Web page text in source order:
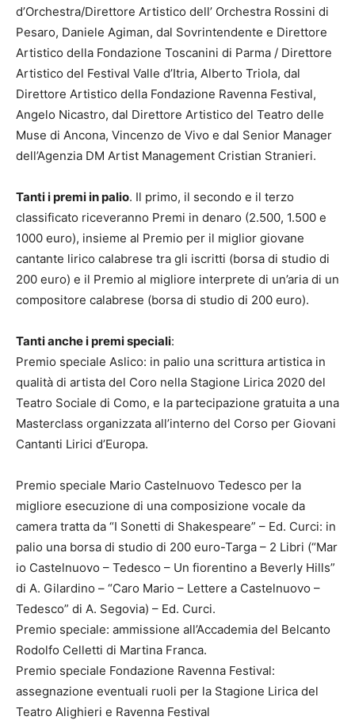
d’Orchestra/Direttore Artistico dell’ Orchestra Rossini di
Pesaro, Daniele Agiman, dal Sovrintendente e Direttore
Artistico della Fondazione Toscanini di Parma / Direttore
Artistico del Festival Valle d’Itria, Alberto Triola, dal
Direttore Artistico della Fondazione Ravenna Festival,
Angelo Nicastro, dal Direttore Artistico del Teatro delle
Muse di Ancona, Vincenzo de Vivo e dal Senior Manager
dell’Agenzia DM Artist Management Cristian Stranieri.
Tanti i premi in palio. Il primo, il secondo e il terzo
classificato riceveranno Premi in denaro (2.500, 1.500 e
1000 euro), insieme al Premio per il miglior giovane
cantante lirico calabrese tra gli iscritti (borsa di​ studio di
200 euro) e il Premio al migliore interprete di un’aria di un
compositore calabrese (borsa di studio di 200 euro).
Tanti anche i premi speciali:
Premio speciale Aslico: in palio una scrittura artistica in
qualità di artista del Coro nella Stagione Lirica 2020 del
Teatro Sociale di Como, e la partecipazione gratuita a una
Masterclass organizzata all’interno del Corso per Giovani
Cantanti Lirici d’Europa.
Premio speciale Mario Castelnuovo Tedesco per la
migliore esecuzione di una composizione vocale da
camera tratta da “I Sonetti di Shakespeare” – Ed. Curci: in
palio una borsa di studio di 200 euro-Targa – 2 Libri (“Mar
io Castelnuovo – Tedesco – Un fiorentino a Beverly Hills”
di A. Gilardino – “Caro Mario – Lettere a Castelnuovo –
Tedesco” di A. Segovia) – Ed. Curci.
Premio speciale: ammissione all’Accademia del Belcanto
Rodolfo Celletti di Martina Franca.
Premio speciale Fondazione Ravenna Festival:
assegnazione eventuali ruoli per la Stagione Lirica del
Teatro Alighieri e Ravenna Festival